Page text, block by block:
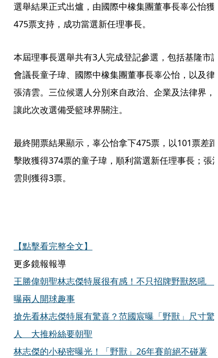
選舉結果正式出爐，由國際中橡集團董事長辜公怡獲
475票支持，成功當選新任理事長。
本屆理事長選舉共有3人完成登記參選，包括基隆市
會議長童子瑋、國際中橡集團董事長辜公怡，以及律
張清雲。三位候選人分別來自政治、企業及法律界，
讓此次改選備受籃球界關注。
最終開票結果顯示，辜公怡拿下475票，以101票差距
擊敗獲得374票的童子瑋，順利當選新任理事長；張
雲則獲得3票。
【點擊看完整全文】
更多鏡報報導
王勝偉朝聖林志傑特展很有感！不只招牌野獸怒吼
曝兩人開球趣事
搶先看林志傑特展有驚喜？范國宸曝「野獸」尺寸驚
人 大推粉絲要朝聖
林志傑的小秘密曝光！「野獸」26年賽前絕不碰薯